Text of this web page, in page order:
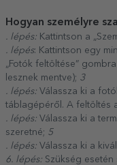
Hogyan személyre
. lépés: Kattintson a
. lépés: Kattintson egy
„Fotók feltöltése”
lesznek mentve); 3
. lépés: Válassza ki a
táblagépéről. A feltöltés
. lépés: Válassza ki a
szeretné; 5
. lépés: Válassza ki a
6. lépés: Szükség